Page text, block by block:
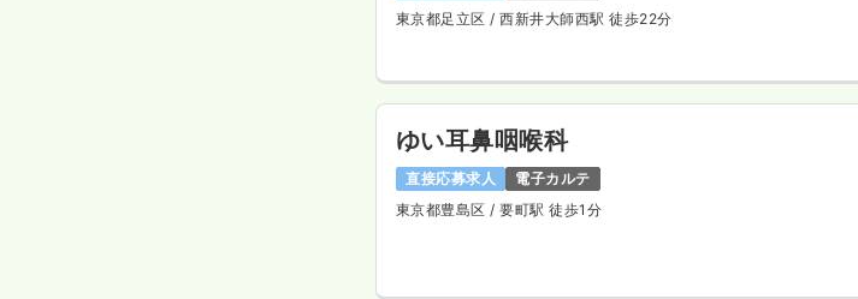
東京都足立区/ 西新井大師西駅 徒歩22分
ゆい耳鼻咽喉科
直接応募求人
電子カルテ
東京都豊島区/ 要町駅 徒歩1分